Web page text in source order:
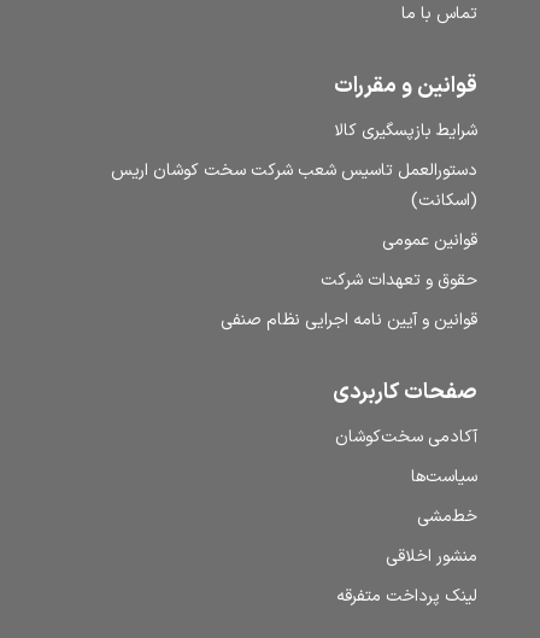
تماس با ما
قوانین و مقررات
شرایط بازپسگیری کالا
دستورالعمل تاسیس شعب شرکت سخت کوشان اریس
(اسکانت)
قوانین عمومی
حقوق و تعهدات شرکت
قوانین و آیین نامه اجرایی نظام صنفی
صفحات کاربردی
آکادمی سخت‌کوشان
سیاست‌ها
خط‌مشی
منشور اخلاقی
لینک پرداخت متفرقه